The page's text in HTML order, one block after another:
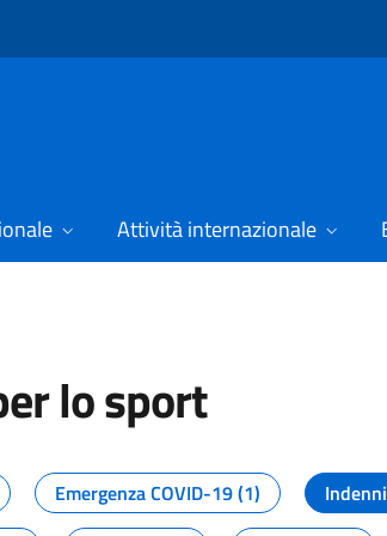
Attività internazionale
lo sport
dal Dipartimento
Emergenza COVID-19 (1)